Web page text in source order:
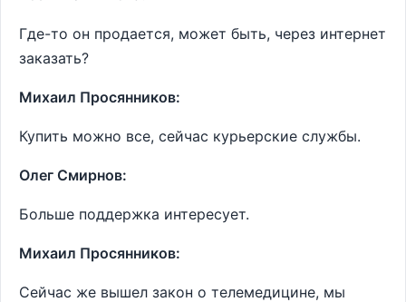
Где-то он продается, может быть, через интернет
заказать?
Михаил Просянников:
Купить можно все, сейчас курьерские службы.
Олег Смирнов:
Больше поддержка интересует.
Михаил Просянников:
Сейчас же вышел закон о телемедицине, мы